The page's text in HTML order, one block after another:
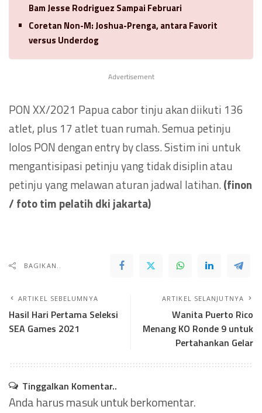
Bam Jesse Rodriguez Sampai Februari
Coretan Non-M: Joshua-Prenga, antara Favorit
versus Underdog
Advertisement
PON XX/2021 Papua cabor tinju akan diikuti 136
atlet, plus 17 atlet tuan rumah. Semua petinju
lolos PON dengan entry by class. Sistim ini untuk
mengantisipasi petinju yang tidak disiplin atau
petinju yang melawan aturan jadwal latihan.(finon
/ foto tim pelatih dki jakarta)
BAGIKAN..
ARTIKEL SEBELUMNYA
Hasil Hari Pertama Seleksi
SEA Games 2021
ARTIKEL SELANJUTNYA
Wanita Puerto Rico
Menang KO Ronde 9 untuk
Pertahankan Gelar
Tinggalkan Komentar..
Anda harusmasukuntuk berkomentar.